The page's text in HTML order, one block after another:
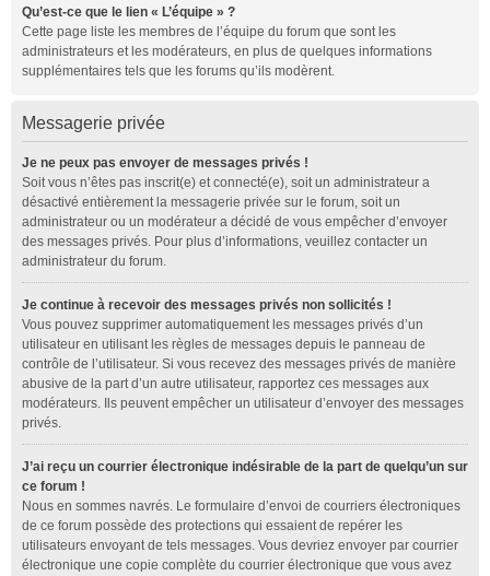
Qu’est-ce que le lien « L’équipe » ?
Cette page liste les membres de l’équipe du forum que sont les
administrateurs et les modérateurs, en plus de quelques informations
supplémentaires tels que les forums qu’ils modèrent.
Messagerie privée
Je ne peux pas envoyer de messages privés !
Soit vous n’êtes pas inscrit(e) et connecté(e), soit un administrateur a
désactivé entièrement la messagerie privée sur le forum, soit un
administrateur ou un modérateur a décidé de vous empêcher d’envoyer
des messages privés. Pour plus d’informations, veuillez contacter un
administrateur du forum.
Je continue à recevoir des messages privés non sollicités !
Vous pouvez supprimer automatiquement les messages privés d’un
utilisateur en utilisant les règles de messages depuis le panneau de
contrôle de l’utilisateur. Si vous recevez des messages privés de manière
abusive de la part d’un autre utilisateur, rapportez ces messages aux
modérateurs. Ils peuvent empêcher un utilisateur d’envoyer des messages
privés.
J’ai reçu un courrier électronique indésirable de la part de quelqu’un sur
ce forum !
Nous en sommes navrés. Le formulaire d’envoi de courriers électroniques
de ce forum possède des protections qui essaient de repérer les
utilisateurs envoyant de tels messages. Vous devriez envoyer par courrier
électronique une copie complète du courrier électronique que vous avez